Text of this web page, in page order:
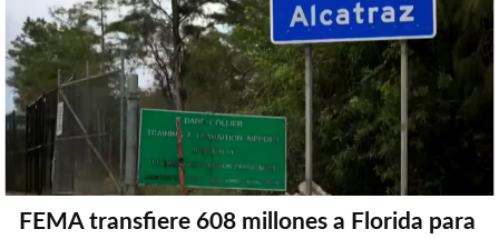
FEMA transfiere 608 millones a Florida para